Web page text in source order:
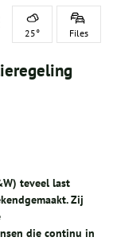
navigation
25° Files
teveel last
Zij
die continu in